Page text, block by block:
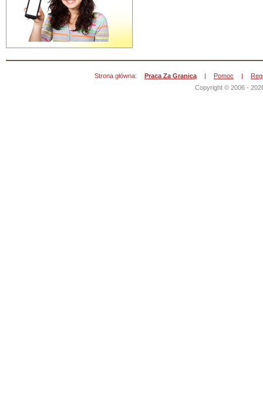
Strona główna: Praca Za Granicą | Pomoc |
Copyright © 2006 -